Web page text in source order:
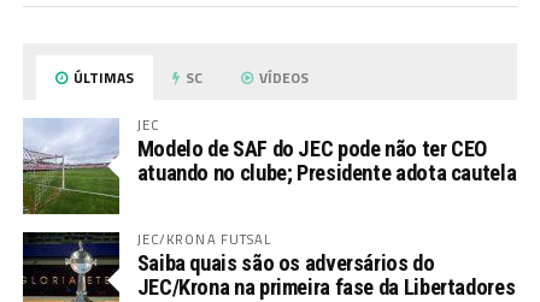
ÚLTIMAS SC VÍDEOS
JEC
Modelo de SAF do JEC pode não ter CEO
atuando no clube; Presidente adota cautela
JEC/KRONA FUTSAL
Saiba quais são os adversários do
JEC/Krona na primeira fase da Libertadores